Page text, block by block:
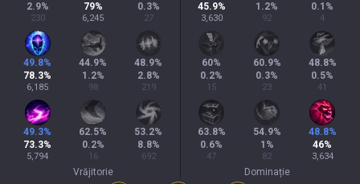
2.9%
230
79%
6,245
0.3%
27
49.8%
78.3%
6,185
44.9%
1.2%
98
48.9%
2.8%
219
49.3%
73.3%
5,794
62.5%
0.2%
16
53.2%
8.8%
692
Vrăjitorie
45.9%
3,630
1.2%
92
0.1 %
4
60%
0.2%
15
60.9%
0.3%
23
48.8%
0.5%
41
63.8%
0.6%
47
54.9%
1 %
82
48.8%
46%
3,634
Dominație